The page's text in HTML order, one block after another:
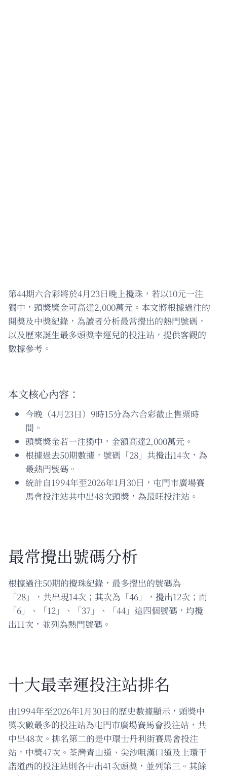
第44期六合彩將於4月23日晚上攪珠，若以10元一注
獨中，頭獎獎金可高達2,000萬元。本文將根據過往的
開獎及中獎紀錄，為讀者分析最常攪出的熱門號碼，
以及歷來誕生最多頭獎幸運兒的投注站，提供客觀的
數據參考。
本文核心內容：
今晚（4月23日）9時15分為六合彩截止售票時
間。
頭獎獎金若一注獨中，金額高達2,000萬元。
根據過去50期數據，號碼「28」共攪出14次，為
最熱門號碼。
統計自1994年至2026年1月30日，屯門市廣場賽
馬會投注站共中出48次頭獎，為最旺投注站。
最常攪出號碼分析
根據過往50期的攪珠紀錄，最多攪出的號碼為
「28」，共出現14次；其次為「46」，攪出12次；而
「6」、「12」、「37」、「44」這四個號碼，均攪
出11次，並列為熱門號碼。
十大最幸運投注站排名
由1994年至2026年1月30日的歷史數據顯示，頭獎中
獎次數最多的投注站為屯門市廣場賽馬會投注站，共
中出48次。排名第二的是中環士丹利街賽馬會投注
站，中獎47次。荃灣青山道、尖沙咀漢口道及上環干
諾道西的投注站則各中出41次頭獎，並列第三。其餘